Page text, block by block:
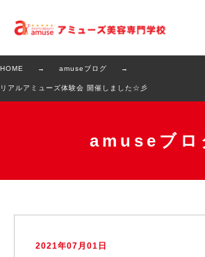
HOME amuseブログ
リアルアミューズ体験会 開催しました☆彡
amuseブロ
2021年07月01日